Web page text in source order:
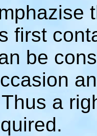
first
be
a